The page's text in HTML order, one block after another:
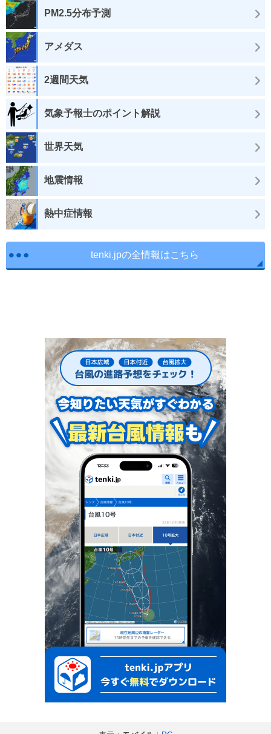
PM2.5分布予測
アメダス
2週間天気
気象予報士のポイント解説
世界天気
地震情報
熱中症情報
tenki.jpの全情報はこちら